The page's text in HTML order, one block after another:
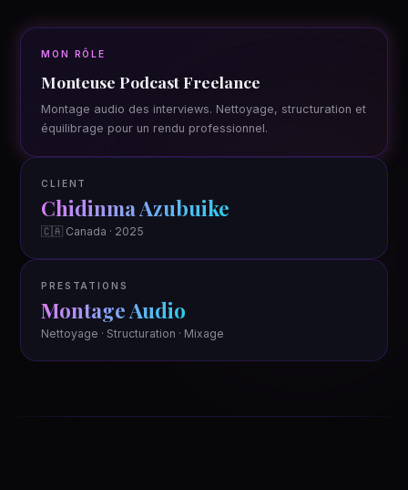
MON RÔLE
Monteuse Podcast Freelance
Montage audio des interviews. Nettoyage, structuration et
équilibrage pour un rendu professionnel.
CLIENT
Chidinma Azubuike
🇨🇦 Canada · 2025
PRESTATIONS
Montage Audio
Nettoyage · Structuration · Mixage